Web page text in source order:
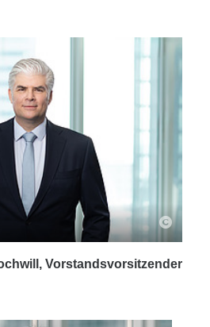
Vorstandsvorsitzender